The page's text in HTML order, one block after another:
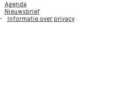
Agenda
Nieuwsbrief
Informatie over privacy